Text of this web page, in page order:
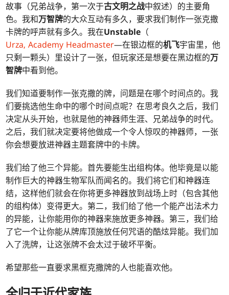
故事（兄弟战争，第一次于古文明之战中叙述）的主要角
色。我和万智牌的大众互动有多久，要求我们制作一张克撒
卡牌的呼声就有多久。我在Unstable （
Urza, Academy Headmaster—在银边框的机飞宇宙里，他
只剩一颗头）里设计了一张，但玩家还是想要在黑边框的万
智牌中看到他。
我们知道要制作一张克撒的牌，问题是在哪个时间点的。我
们要挑选他生命中的哪个时间点呢？在思考良久之后，我们
决定从头开始，也就是他的神器师生涯、兄弟战争的时代。
之后，我们就决定要将他做成一个令人惊叹的神器师，一张
你会想要放进神器主题套牌中的卡牌。
我们给了他三个异能。首先要能生出组构体。他毕竟是以能
制作巨大的神器生物军队而闻名的。我们将它们和神器连
结，这样他们就会在你将更多神器放到战场上时（包含其他
的组构体）变得更大。第二，我们给了他一个能产出法术力
的异能，让你能用你的神器来施放更多神器。第三，我们给
了它一个让你能从牌库顶施放任何咒语的酷炫异能。我们加
入了洗牌，让这张牌不会太过于破坏平衡。
希望那些一直要求黑框克撒牌的人也能喜欢他。